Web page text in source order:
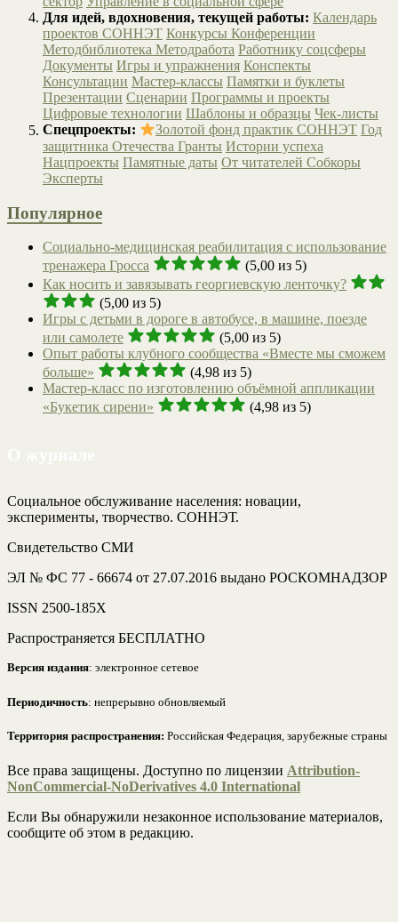
Для идей, вдохновения, текущей работы: Календарь
проектов СОННЭТ Конкурсы Конференции
Методбиблиотека Методработа Работнику соцсферы
Документы Игры и упражнения Конспекты
Консультации Мастер-классы Памятки и буклеты
Презентации Сценарии Программы и проекты
Цифровые технологии Шаблоны и образцы Чек-листы
Спецпроекты:
Золотой фонд практик СОННЭТ Год
защитника Отечества Гранты Истории успеха
Нацпроекты Памятные даты От читателей Собкоры
Эксперты
Популярное
Социально-медицинская реабилитация с использование
тренажера Гросса
(5,00 из 5)
Как носить и завязывать георгиевскую ленточку?
(5,00 из 5)
Игры с детьми в дороге в автобусе, в машине, поезде
или самолете
(5,00 из 5)
Опыт работы клубного сообщества «Вместе мы сможем
больше»
(4,98 из 5)
Мастер-класс по изготовлению объёмной аппликации
«Букетик сирени»
(4,98 из 5)
Социальное обслуживание населения: новации,
эксперименты, творчество. СОННЭТ.
Свидетельство СМИ
ЭЛ № ФС 77 - 66674 от 27.07.2016 выдано РОСКОМНАДЗОР
ISSN 2500-185Х
Распространяется БЕСПЛАТНО
Версия издания: электронное сетевое
Периодичность: непрерывно обновляемый
Территория распространения: Российская Федерация, зарубежные страны
Все права защищены. Доступно по лицензии Attribution-
NonCommercial-NoDerivatives 4.0 International
Если Вы обнаружили незаконное использование материалов,
сообщите об этом в редакцию.